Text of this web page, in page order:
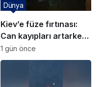
Kiev’e füze fırtınası:
Can kayıpları artarken
Zelenski’den hava
savunma diplomasisi
Dünya
1 gün önce